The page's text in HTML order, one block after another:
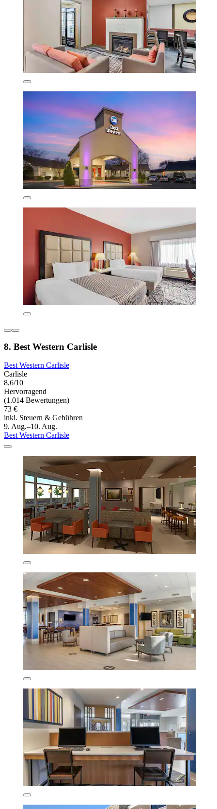
8. Best Western Carlisle
Best Western Carlisle
Carlisle
8,6/10
Hervorragend
(1.014 Bewertungen)
73 €
inkl. Steuern & Gebühren
9. Aug.–10. Aug.
Best Western Carlisle